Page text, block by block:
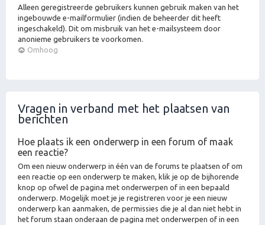
Alleen geregistreerde gebruikers kunnen gebruik maken van het
ingebouwde e-mailformulier (indien de beheerder dit heeft
ingeschakeld). Dit om misbruik van het e-mailsysteem door
anonieme gebruikers te voorkomen.
Omhoog
Vragen in verband met het plaatsen van
berichten
Hoe plaats ik een onderwerp in een forum of maak
een reactie?
Om een nieuw onderwerp in één van de forums te plaatsen of om
een reactie op een onderwerp te maken, klik je op de bijhorende
knop op ofwel de pagina met onderwerpen of in een bepaald
onderwerp. Mogelijk moet je je registreren voor je een nieuw
onderwerp kan aanmaken, de permissies die je al dan niet hebt in
het forum staan onderaan de pagina met onderwerpen of in een